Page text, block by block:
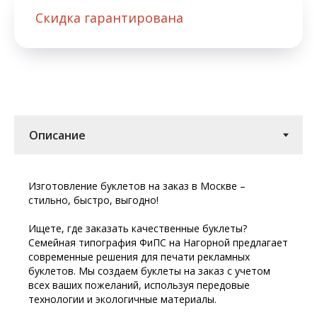
Скидка гарантирована
Изготовление буклетов на заказ в Москве –
стильно, быстро, выгодно!
Ищете, где заказать качественные буклеты?
Семейная типография ФиПС на Нагорной предлагает
современные решения для печати рекламных
буклетов. Мы создаем буклеты на заказ с учетом
всех ваших пожеланий, используя передовые
технологии и экологичные материалы.